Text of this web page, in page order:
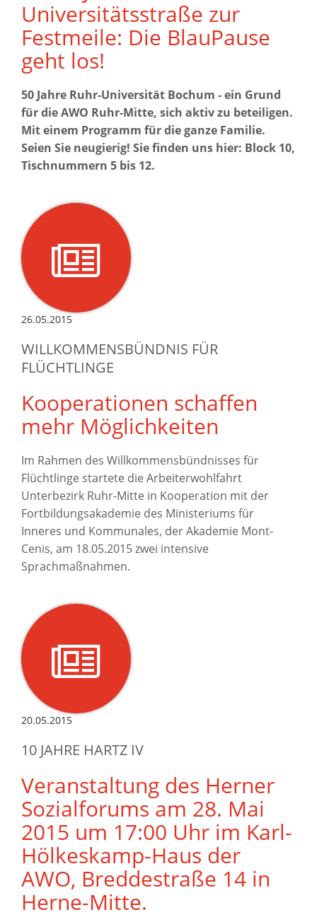
Universitätsstraße zur
Festmeile: Die BlauPause
geht los!
50 Jahre Ruhr-Universität Bochum - ein Grund
für die AWO Ruhr-Mitte, sich aktiv zu beteiligen.
Mit einem Programm für die ganze Familie.
Seien Sie neugierig! Sie finden uns hier: Block 10,
Tischnummern 5 bis 12.
26.05.2015
WILLKOMMENSBÜNDNIS FÜR
FLÜCHTLINGE
Kooperationen schaffen
mehr Möglichkeiten
Im Rahmen des Willkommensbündnisses für
Flüchtlinge startete die Arbeiterwohlfahrt
Unterbezirk Ruhr-Mitte in Kooperation mit der
Fortbildungsakademie des Ministeriums für
Inneres und Kommunales, der Akademie Mont-
Cenis, am 18.05.2015 zwei intensive
Sprachmaßnahmen.
20.05.2015
10 JAHRE HARTZ IV
Veranstaltung des Herner
Sozialforums am 28. Mai
2015 um 17:00 Uhr im Karl-
Hölkeskamp-Haus der
AWO, Breddestraße 14 in
Herne-Mitte.